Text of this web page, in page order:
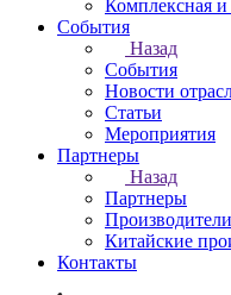
Комплексная
События
Назад
События
Новости
Статьи
Мероприятия
Партнеры
Назад
Партнеры
Китайские
Контакты